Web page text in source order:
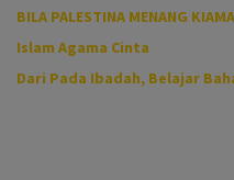
BILA PALESTINA MENANG
Islam Agama Cinta
Dari Pada Ibadah, Belajar